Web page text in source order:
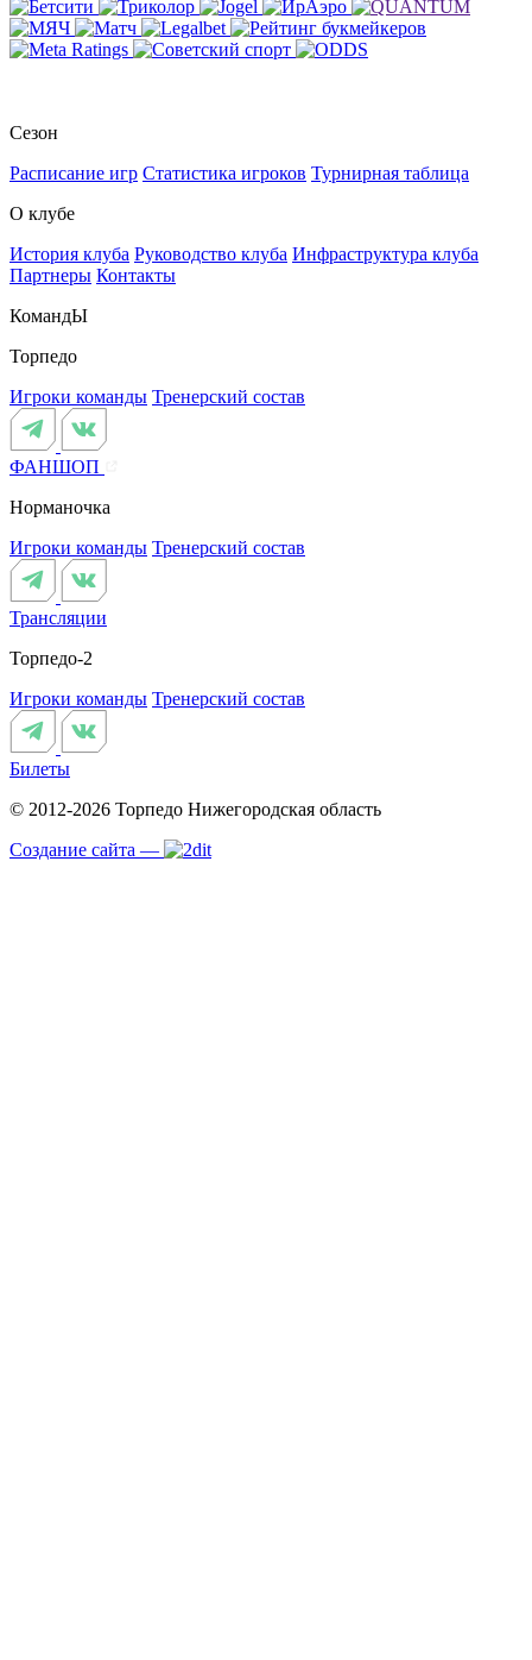
Сезон
Расписание игр Статистика игроков Турнирная таблица
О клубе
История клуба Руководство клуба Инфраструктура клуба
Партнеры Контакты
КомандЫ
Торпедо
Игроки команды Тренерский состав
ФАНШОП
Норманочка
Игроки команды Тренерский состав
Трансляции
Торпедо-2
Игроки команды Тренерский состав
Билеты
© 2012-2026 Торпедо Нижегородская область
Создание сайта —